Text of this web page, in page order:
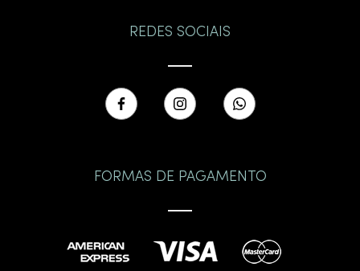
REDES SOCIAIS
FORMAS DE PAGAMENTO